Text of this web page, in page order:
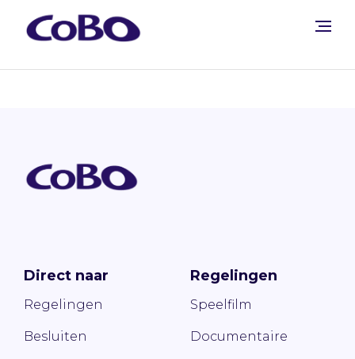
Direct naar
Regelingen
Besluiten
Regelingen
Speelfilm
Documentaire